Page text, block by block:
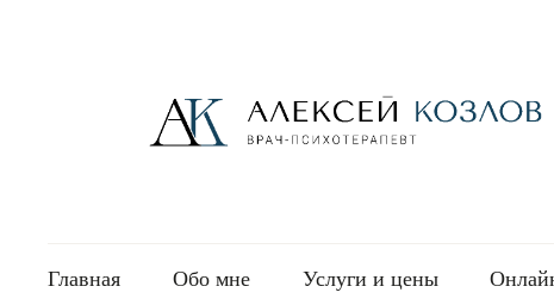
Главная Обо мне Услуги и цены